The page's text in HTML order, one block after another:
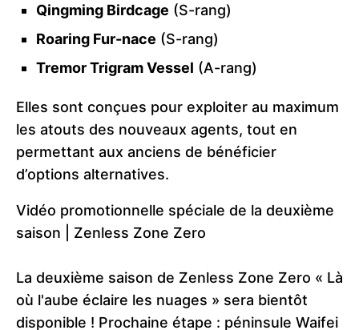
Qingming Birdcage (S-rang)
Roaring Fur-nace (S-rang)
Tremor Trigram Vessel (A-rang)
Elles sont conçues pour exploiter au maximum
les atouts des nouveaux agents, tout en
permettant aux anciens de bénéficier
d’options alternatives.
Vidéo promotionnelle spéciale de la deuxième
saison | Zenless Zone Zero
La deuxième saison de Zenless Zone Zero « Là
où l'aube éclaire les nuages » sera bientôt
disponible ! Prochaine étape : péninsule Waifei